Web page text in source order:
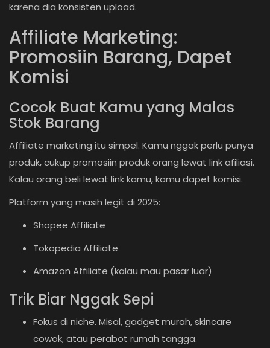
karena dia konsisten upload.
Affiliate Marketing:
Promosiin Barang, Dapet
Komisi
Cocok Buat Kamu yang Malas
Stok Barang
Affiliate marketing itu simpel. Kamu nggak perlu punya
produk, cukup promosiin produk orang lewat link afiliasi.
Kalau orang beli lewat link kamu, kamu dapet komisi.
Platform yang masih legit di 2025:
Shopee Affiliate
Tokopedia Affiliate
Amazon Affiliate (kalau mau pasar luar)
Trik Biar Nggak Sepi
Fokus di niche. Misal, gadget murah, skincare
cowok, atau perabot rumah tangga.